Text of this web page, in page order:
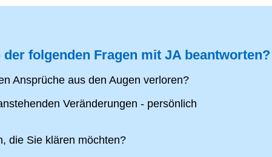
folgenden Fragen mit JA beantworten?
Ansprüche aus den Augen verloren?
Veränderungen - persönlich
die Sie klären möchten?